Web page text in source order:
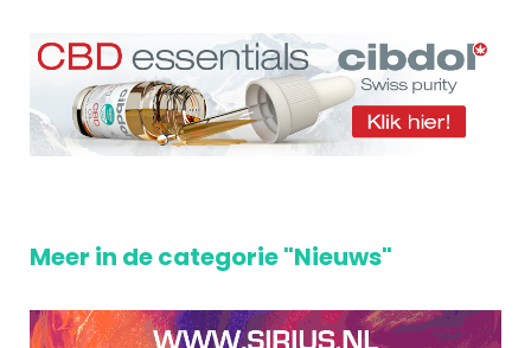
Meer in de categorie "Nieuws"